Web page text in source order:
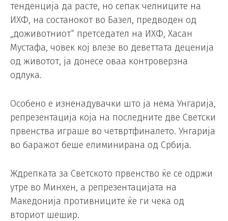
тенденција да расте, но сепак челниците на
ИХФ, на состанокот во Базел, предводен од
„доживотниот“ претседател на ИХФ, Хасан
Мустафа, човек кој влезе во деветтата деценија
од животот, ја донесе оваа контроверзна
одлука.
Особено е изненадувачки што ја нема Унгарија,
репрезентација која на последните две Светски
првенства играше во четвртфиналето. Унгарија
во баражот беше елиминирана од Србија.
Ждрепката за Светското првенство ќе се одржи
утре во Минхен, а репрезентацијата на
Македонија противниците ќе ги чека од
вториот шешир.